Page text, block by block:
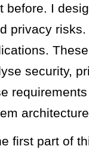
before. I
privacy
security,
first part of